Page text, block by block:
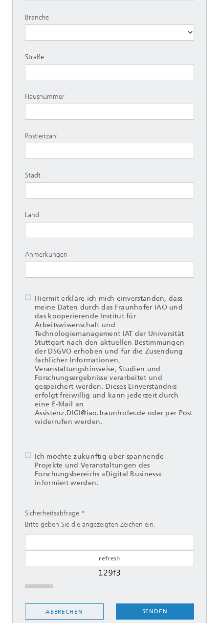
Branche
Straße
Hausnummer
Postleitzahl
Stadt
Land
Anmerkungen
Hiermit erkläre ich mich einverstanden, dass
meine Daten durch das Fraunhofer IAO und
das kooperierende Institut für
Arbeitswissenschaft und
Technologiemanagement IAT der Universität
Stuttgart nach den aktuellen Bestimmungen
der DSGVO erhoben und für die Zusendung
fachlicher Informationen,
Veranstaltungshinweise, Studien und
Forschungsergebnisse verarbeitet und
gespeichert werden. Dieses Einverständnis
erfolgt freiwillig und kann jederzeit durch
eine E-Mail an
Assistenz.DIGI@iao.fraunhofer.de oder per Post
widerrufen werden.
Ich möchte zukünftig über spannende
Projekte und Veranstaltungen des
Forschungsbereichs »Digital Business«
informiert werden.
Sicherheitsabfrage
Bitte geben Sie die angezeigten Zeichen ein.
SENDEN
ABBRECHEN